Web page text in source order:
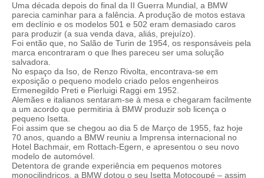
Uma década depois do final da II Guerra Mundial, a BMW
parecia caminhar para a falência. A produção de motos estava
em declínio e os modelos 501 e 502 eram demasiado caros
para produzir (a sua venda dava, aliás, prejuízo).
Foi então que, no Salão de Turin de 1954, os responsáveis pela
marca encontraram o que lhes pareceu ser uma solução
salvadora.
No espaço da Iso, de Renzo Rivolta, encontrava-se em
exposição o pequeno modelo criado pelos engenheiros
Ermenegildo Preti e Pierluigi Raggi em 1952.
Alemães e italianos sentaram-se à mesa e chegaram facilmente
a um acordo que permitiria à BMW produzir sob licença o
pequeno Isetta.
Foi assim que se chegou ao dia 5 de Março de 1955, faz hoje
70 anos, quando a BMW reuniu a Imprensa internacional no
Hotel Bachmair, em Rottach-Egern, e apresentou o seu novo
modelo de automóvel.
Detentora de grande experiência em pequenos motores
monocilindricos, a BMW dotou o seu Isetta Motocoupé – assim